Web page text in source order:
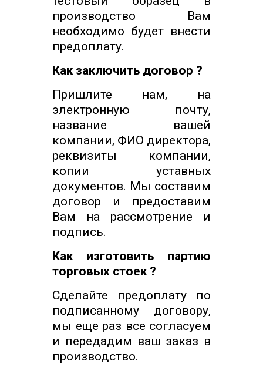
производство Вам
необходимо будет внести
предоплату.
Как заключить договор ?
Пришлите нам, на
электронную почту,
название вашей
компании, ФИО директора,
реквизиты компании,
копии уставных
документов. Мы составим
договор и предоставим
Вам на рассмотрение и
подпись.
Как изготовить партию
торговых стоек ?
Сделайте предоплату по
подписанному договору,
мы еще раз все согласуем
и передадим ваш заказ в
производство.